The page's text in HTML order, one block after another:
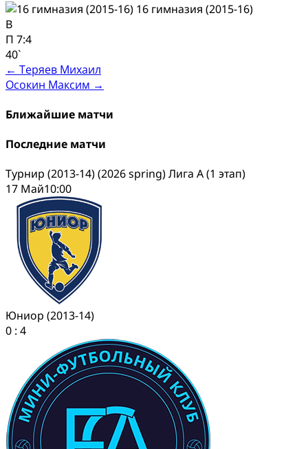
16 гимназия (2015-16)
В
П 7:4
40`
Post
navigation
← Теряев Михаил
Осокин Максим →
Ближайшие матчи
Последние матчи
Турнир (2013-14) (2026 spring) Лига А (1 этап)
17 Май10:00
Юниор (2013-14)
0 : 4